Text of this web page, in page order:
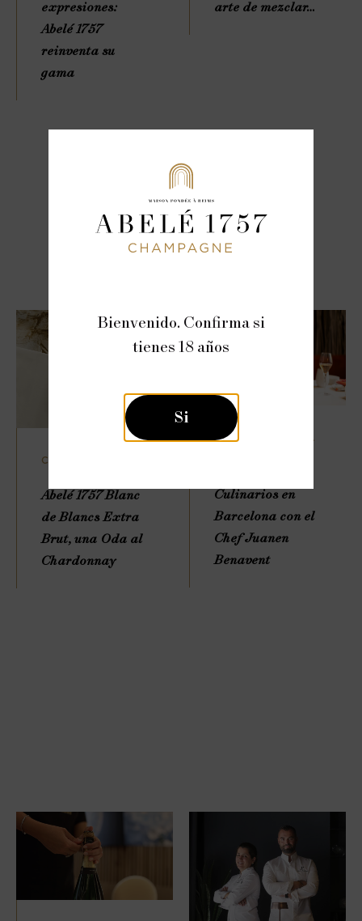
expresiones:
Abelé 1757
reinventa su
gama
arte de mezclar…
CUVÉES
Abelé 1757 Blanc
de Blancs Extra
Brut, una Oda al
Chardonnay
GASTRONOMÍA
Culinarios en
Barcelona con el
Chef Juanen
Benavent
Bienvenido. Confirma si
tienes 18 años
Si